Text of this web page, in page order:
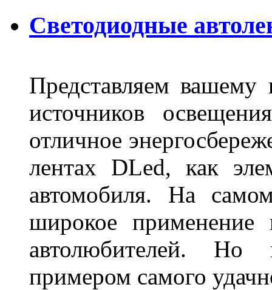
Светодиодные
Представляем
источников
отличное
лентах DLed, как
автомобиля. На
широкое
автолюбителей. Но
примером самого